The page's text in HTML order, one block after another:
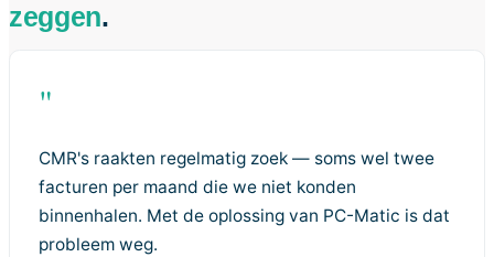
zeggen.
"
CMR's raakten regelmatig zoek — soms wel twee
facturen per maand die we niet konden
binnenhalen. Met de oplossing van PC-Matic is dat
probleem weg.